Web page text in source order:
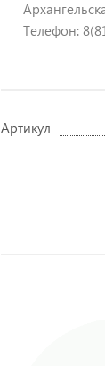
Телефон:
Артикул